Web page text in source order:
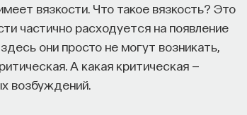
вязкости. Что такое вязкость? Это
частично расходуется на появление
они просто не могут возникать,
А какая критическая —
возбуждений.